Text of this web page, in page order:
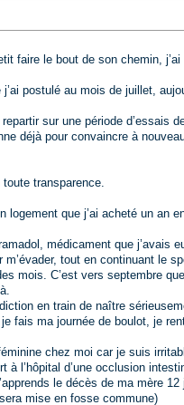
faire le bout de son chemin,
postulé au mois de juillet,
sur une période d’essais
déjà pour convaincre à
transparence.
logement que j’ai acheté un an
médicament que
tout en continuant le
mois. C’est vers septembre
en train de naître
fais ma journée de boulot, je
chez moi car je suis
à l’hôpital d’une occlusion
le décès de ma mère
mise en fosse commune)